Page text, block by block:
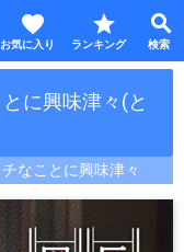
search
star
favorite
に興味津々(と
なことに興味津々